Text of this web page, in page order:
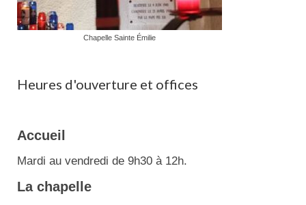
Chapelle Sainte Émilie
Heures d'ouverture et offices
Accueil
Mardi au vendredi de 9h30 à 12h.
La chapelle